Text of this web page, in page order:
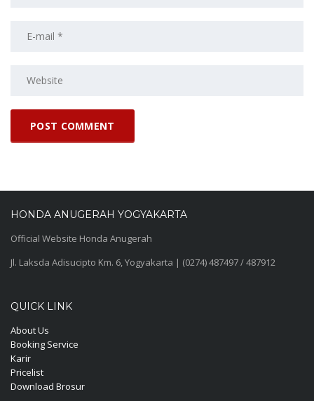
HONDA ANUGERAH YOGYAKARTA
Official Website Honda Anugerah
Jl. Laksda Adisucipto Km. 6, Yogyakarta | (0274) 487497 / 487912
QUICK LINK
About Us
Booking Service
Karir
Pricelist
Download Brosur